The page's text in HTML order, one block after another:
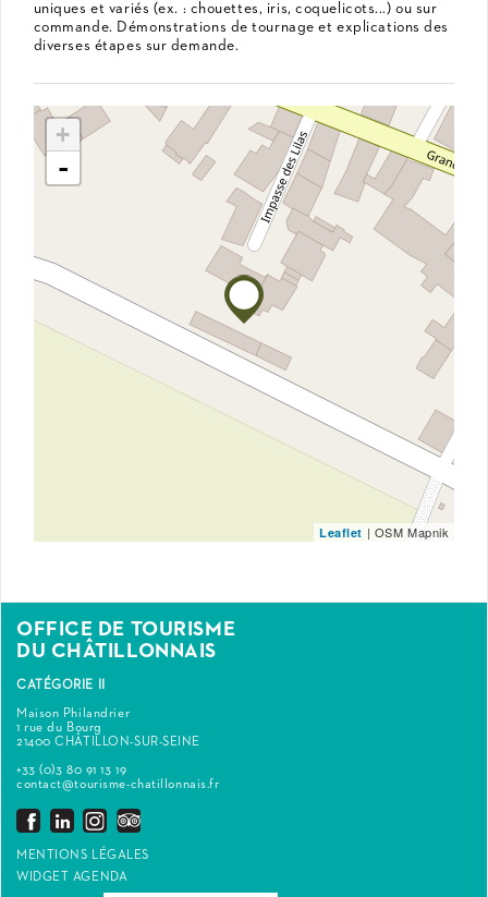
uniques et variés (ex. : chouettes, iris, coquelicots...) ou sur
commande. Démonstrations de tournage et explications des
diverses étapes sur demande.
+
-
Leaflet | OSM Mapnik
OFFICE DE TOURISME
DU CHÂTILLONNAIS
CATÉGORIE II
Maison Philandrier
1 rue du Bourg
21400 CHÂTILLON-SUR-SEINE
+33 (0)3 80 91 13 19
contact@tourisme-chatillonnais.fr
MENTIONS LÉGALES
WIDGET AGENDA